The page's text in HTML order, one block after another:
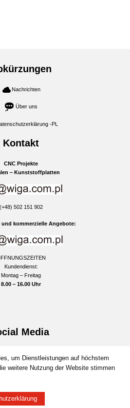
Kontakt
CNC Projekte
– Kunststoffplatten
(+48) 502 151 902
kommerzielle Angebote:
Kundendienst:
Montag – Freitag
8.00 – 16.00 Uhr
Nachrichten
Über uns
-PL
Media
facebookinstagram
youtube
um Dienstleistungen auf höchstem
weitere Nutzung der Website stimmen